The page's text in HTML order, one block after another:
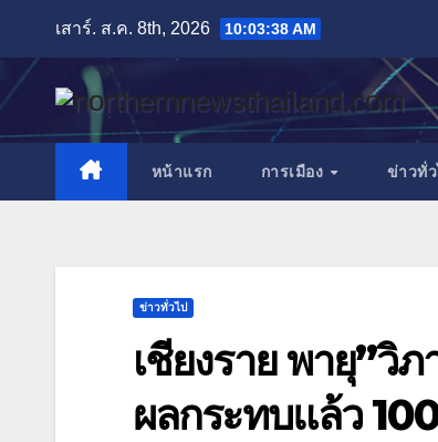
content
เสาร์. ส.ค. 8th, 2026 10:03:40 AM
หน้าแรก การเมือง ข่าวทั่
ข่าวทั่วไป
เชียงราย พายุ”วิ
ผลกระทบแล้ว